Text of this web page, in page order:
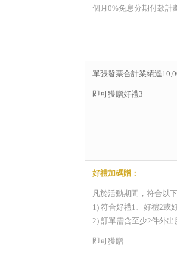
個月0%免息分期付款計
單張發票合計業績達
即可獲贈好禮3
好禮加碼贈：
凡於活動期間，符合以
1) 符合好禮1、好禮2或
2) 訂單需含至少2件外出
即可獲贈